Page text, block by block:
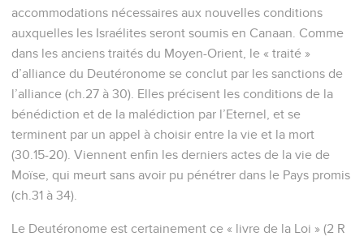
accommodations nécessaires aux nouvelles conditions
auxquelles les Israélites seront soumis en Canaan. Comme
dans les anciens traités du Moyen-Orient, le « traité »
d’alliance du Deutéronome se conclut par les sanctions de
l’alliance (ch.27 à 30). Elles précisent les conditions de la
bénédiction et de la malédiction par l’Eternel, et se
terminent par un appel à choisir entre la vie et la mort
(30.15-20). Viennent enfin les derniers actes de la vie de
Moïse, qui meurt sans avoir pu pénétrer dans le Pays promis
(ch.31 à 34).
Le Deutéronome est certainement ce « livre de la Loi » (2 R